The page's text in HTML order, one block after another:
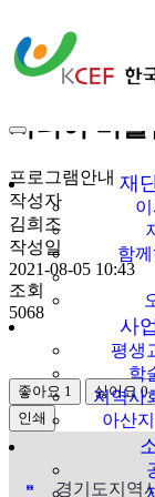
한국지
재단
재
함
사
평생
학
지역사
아산
공지사항
시니어 미
프로그램안내
작성자
김희조
작성일
2021-08-05 10:43
조회
5068
좋아요 1 싫어요 0
인쇄
« 경기도지역
»